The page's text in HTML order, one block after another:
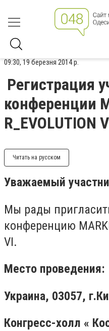
09:30, 19 березня 2014 р.
Регистрация
конференции
R_EVOLUTION
Читать на русском
Уважаемый
Мы рады
конференцию
VI.
Место проведения:
Украина, 03057,
Конгресс-холл «